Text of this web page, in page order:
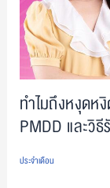
ทำไมถึงหงุดห
PMDD และวิธี
ประจำเดือน